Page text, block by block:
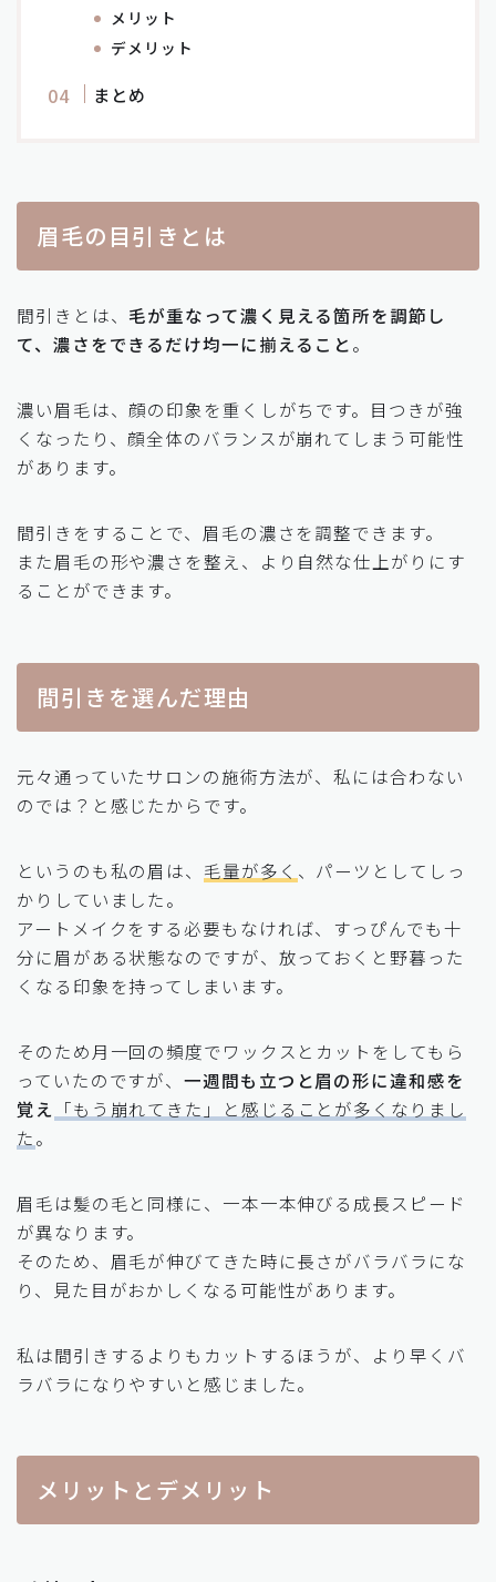
メリット
デメリット
まとめ
眉毛の目引きとは
間引きとは、 毛が重なって濃く見える箇所を調節し
て、濃さをできるだけ均一に揃えること。
濃い眉毛は、顔の印象を重くしがちです。目つきが強
くなったり、顔全体のバランスが崩れてしまう可能性
があります。
間引きをすることで、眉毛の濃さを調整できます。
また眉毛の形や濃さを整え、より自然な仕上がりにす
ることができます。
間引きを選んだ理由
元々通っていたサロンの施術方法が、私には合わない
のでは？と感じたからです。
というのも私の眉は、 毛量が多く 、パーツとしてしっ
かりしていました。
アートメイクをする必要もなければ、すっぴんでも十
分に眉がある状態なのですが、放っておくと野暮った
くなる印象を持ってしまいます。
そのため月一回の頻度でワックスとカットをしてもら
っていたのですが、一週間も立つと眉の形に違和感を
覚え 「もう崩れてきた」と感じることが多くなりまし
た。
眉毛は髪の毛と同様に、一本一本伸びる成長スピード
が異なります。
そのため、眉毛が伸びてきた時に長さがバラバラにな
り、見た目がおかしくなる可能性があります。
私は間引きするよりもカットするほうが、より早くバ
ラバラになりやすいと感じました。
メリットとデメリット